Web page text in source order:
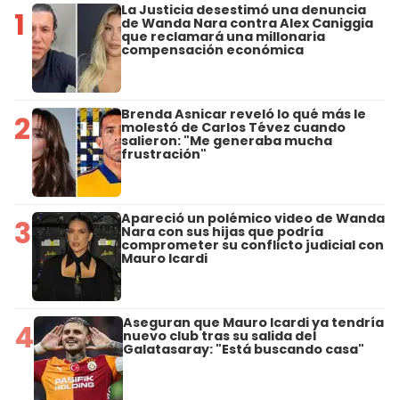
1 La Justicia desestimó una denuncia
de Wanda Nara contra Alex Caniggia
que reclamará una millonaria
compensación económica
2 Brenda Asnicar reveló lo qué más le
molestó de Carlos Tévez cuando
salieron: "Me generaba mucha
frustración"
3 Apareció un polémico video de Wanda
Nara con sus hijas que podría
comprometer su conflicto judicial con
Mauro Icardi
4 Aseguran que Mauro Icardi ya tendría
nuevo club tras su salida del
Galatasaray: "Está buscando casa"